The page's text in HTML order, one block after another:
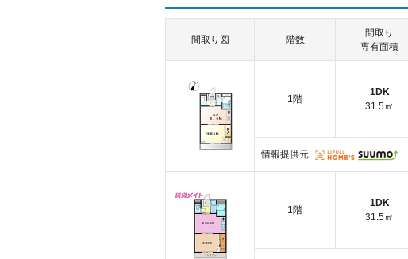
間取り図 階数
間取り
専有面積
1階
1DK
31.5㎡
情報提供元
1階
1DK
31.5㎡